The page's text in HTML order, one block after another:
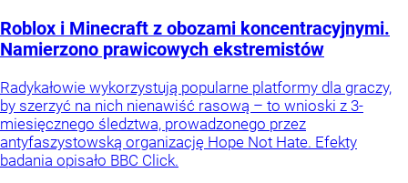
Roblox i Minecraft z obozami koncentracyjnymi.
Namierzono prawicowych ekstremistów
Radykałowie wykorzystują popularne platformy dla graczy,
by szerzyć na nich nienawiść rasową – to wnioski z 3-
miesięcznego śledztwa, prowadzonego przez
antyfaszystowską organizację Hope Not Hate. Efekty
badania opisało BBC Click.